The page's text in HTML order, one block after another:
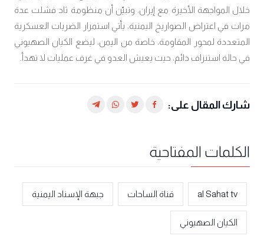
خلال المواجهة الأخيرة مع إيران، وتبيّن أن منظومة ثاد فشلت عدة
مرات في اعتراض الصواريخ اليمنية، يأتي استمرار الضربات العسكرية
المتعددة لمحور المقاومة، خاصة من اليمن، ليضع الكيان الصهيوني
في حالة استنزاف دائم، حيث يعيش العدو في غرف عمليات لا تهدأ.
شارك المقال على:
الكلمات المفتاحية
al Sahat tv قناة الساحات جبهة الإسناد اليمنية
الكيان الصهيوني